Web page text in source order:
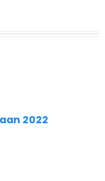
2022